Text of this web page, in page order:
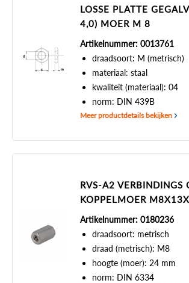
LOSSE PLATTE
4,0) MOER M 8
Artikelnummer: 0013761
draadsoort: M (metrisch)
materiaal: staal
kwaliteit (materiaal): 04
norm: DIN 439B
Meer productdetails bekijken
RVS-A2 VERBINDINGS
KOPPELMOER
Artikelnummer: 0180236
draadsoort: metrisch
draad (metrisch): M8
hoogte (moer): 24 mm
norm: DIN 6334